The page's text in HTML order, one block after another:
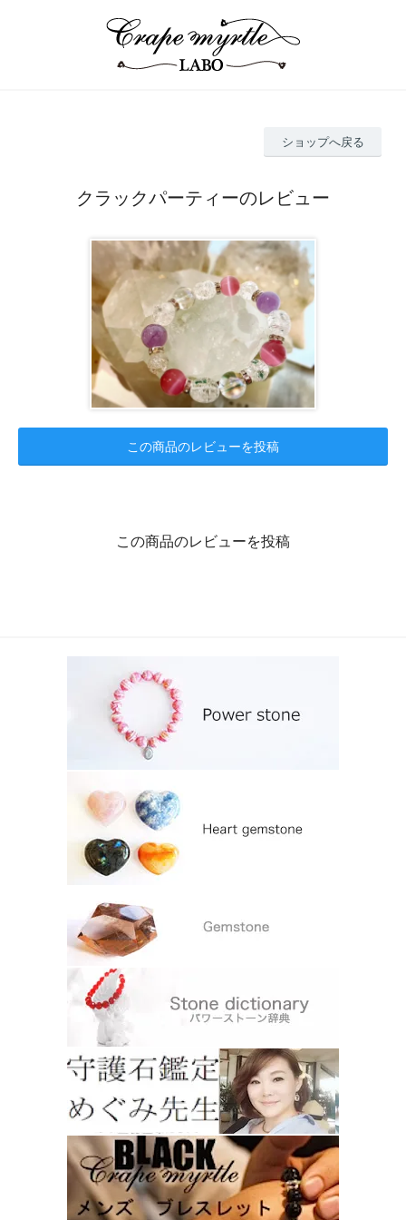
ショップへ戻る
クラックパーティーのレビュー
この商品のレビューを投稿
この商品のレビューを投稿